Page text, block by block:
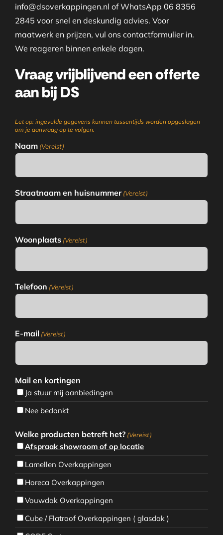
info@dsoverkappingen.nl of WhatsApp 06 8356
2845 voor snel en deskundig advies. Voor
maatwerk en prijzen, vul ons contactformulier in.
We reageren binnen enkele dagen.
Vraag vrijblijvend een offerte
aan bij DS
Let op: ingevulde gegevens kunnen tussentijds worden opgeslagen
om je aanvraag op te volgen.
Naam (Vereist)
Straatnaam en huisnummer (Vereist)
Woonplaats (Vereist)
Telefoon (Vereist)
E-mail (Vereist)
Mail en kortingen
Ja stuur mij aanbiedingen
Nee bedankt
Welke producten betreft het? (Vereist)
Afspraak showroom of op locatie
Lamellen Overkappingen
Horeca Overkappingen
Vouwdak Overkappingen
Cube / Flatroof Overkappingen ( glasdak )